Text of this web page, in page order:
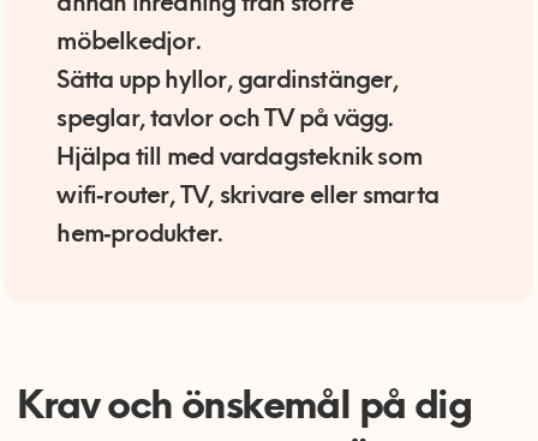
annan inredning från större
möbelkedjor.
Sätta upp hyllor, gardinstänger,
speglar, tavlor och TV på vägg.
Hjälpa till med vardagsteknik som
wifi‑router, TV, skrivare eller smarta
hem‑produkter.
Krav och önskemål på dig